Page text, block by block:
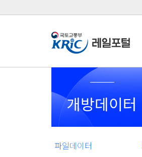
개방데이터
파일데이터